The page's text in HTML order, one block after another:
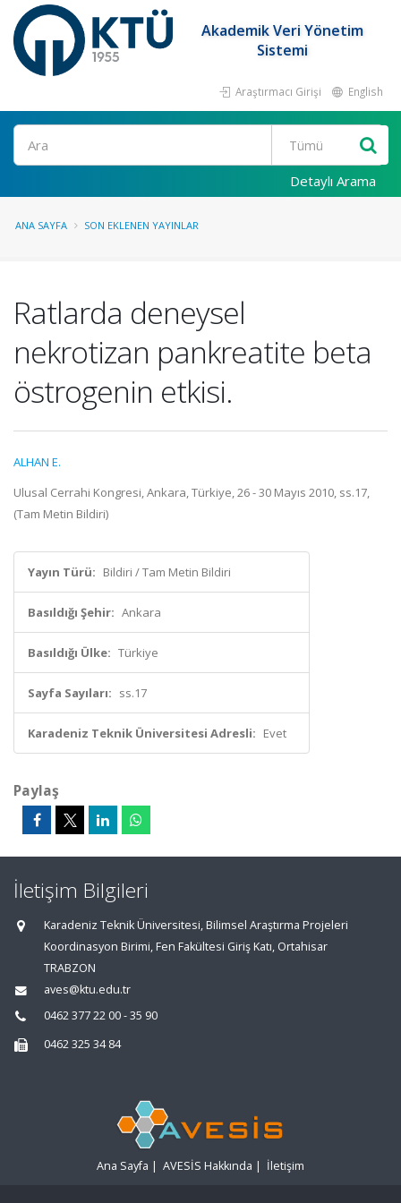
Akademik Veri Yönetim
Sistemi
Araştırmacı Girişi English
Ara
Detaylı Arama
ANA SAYFA SON EKLENEN YAYINLAR
Ratlarda deneysel
nekrotizan pankreatite beta
östrogenin etkisi.
ALHAN E.
Ulusal Cerrahi Kongresi, Ankara, Türkiye, 26 - 30 Mayıs 2010, ss.17,
(Tam Metin Bildiri)
Yayın Türü: Bildiri / Tam Metin Bildiri
Basıldığı Şehir: Ankara
Basıldığı Ülke: Türkiye
Sayfa Sayıları: ss.17
Karadeniz Teknik Üniversitesi Adresli: Evet
Paylaş
İletişim Bilgileri
Karadeniz Teknik Üniversitesi, Bilimsel Araştırma Projeleri
Koordinasyon Birimi, Fen Fakültesi Giriş Katı, Ortahisar
TRABZON
aves@ktu.edu.tr
0462 377 22 00 - 35 90
0462 325 34 84
Ana Sayfa | AVESİS Hakkında | İletişim